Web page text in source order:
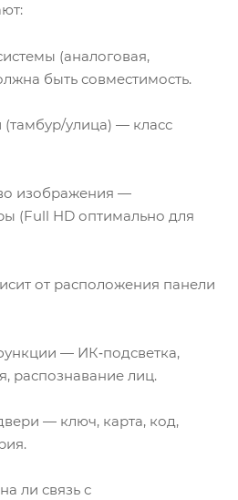
(аналоговая,
быть совместимость.
(тамбур/улица) — класс
изображения —
(Full HD оптимально для
от расположения панели
— ИК‑подсветка,
распознавание лиц.
— ключ, карта, код,
ли связь с